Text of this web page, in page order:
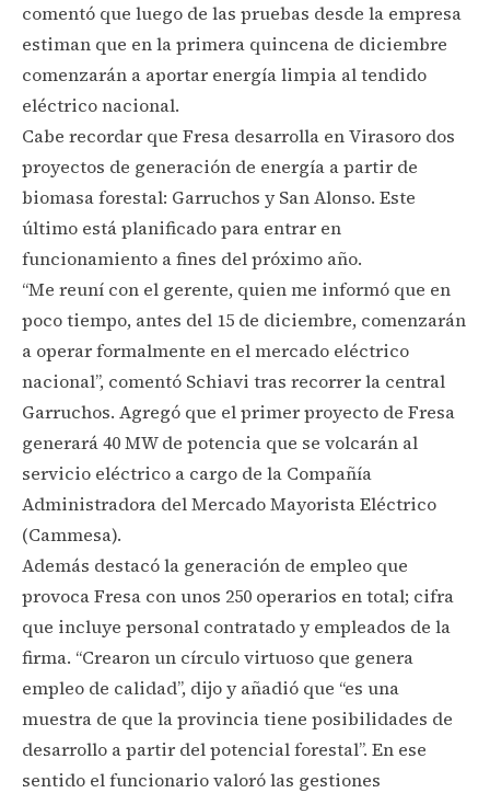
comentó que luego de las pruebas desde la empresa
estiman que en la primera quincena de diciembre
comenzarán a aportar energía limpia al tendido
eléctrico nacional.
Cabe recordar que Fresa desarrolla en Virasoro dos
proyectos de generación de energía a partir de
biomasa forestal: Garruchos y San Alonso. Este
último está planificado para entrar en
funcionamiento a fines del próximo año.
“Me reuní con el gerente, quien me informó que en
poco tiempo, antes del 15 de diciembre, comenzarán
a operar formalmente en el mercado eléctrico
nacional”, comentó Schiavi tras recorrer la central
Garruchos. Agregó que el primer proyecto de Fresa
generará 40 MW de potencia que se volcarán al
servicio eléctrico a cargo de la Compañía
Administradora del Mercado Mayorista Eléctrico
(Cammesa).
Además destacó la generación de empleo que
provoca Fresa con unos 250 operarios en total; cifra
que incluye personal contratado y empleados de la
firma. “Crearon un círculo virtuoso que genera
empleo de calidad”, dijo y añadió que “es una
muestra de que la provincia tiene posibilidades de
desarrollo a partir del potencial forestal”. En ese
sentido el funcionario valoró las gestiones